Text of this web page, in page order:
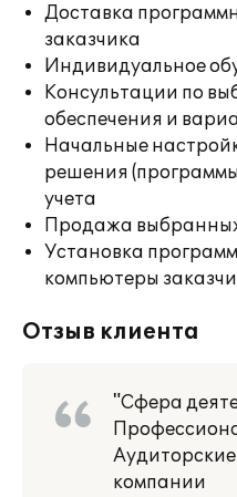
Доставка
заказчика
Индивидуальное
Консультации по
обеспечения и
Начальные
решения
учета
Продажа
Установка
компьютеры
Отзыв клиента
"Сфера
компании